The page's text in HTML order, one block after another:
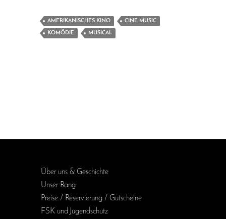
AMERIKANISCHES KINO CINE MUSIC
KOMÖDIE MUSICAL
Über uns & Geschichte
Unser Rang
Preise / Reservierung / Gutscheine
FSK und Jugendschutz